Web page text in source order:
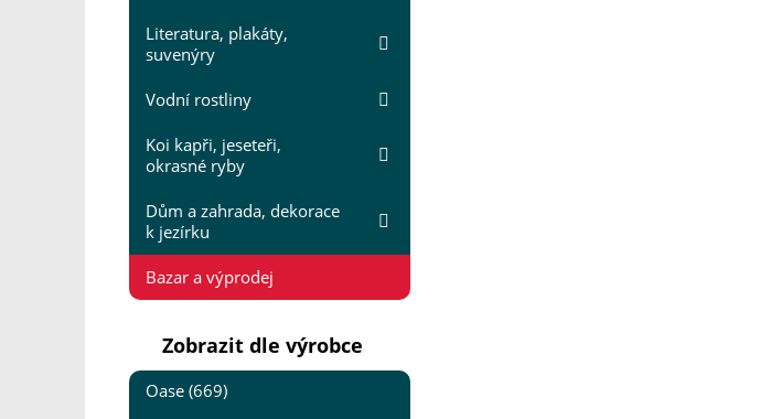
Literatura, plakáty,
suvenýry
Vodní rostliny
Koi kapři, jeseteři,
okrasné ryby
Dům a zahrada, dekorace
k jezírku
Bazar a výprodej
Zobrazit dle výrobce
Oase (669)